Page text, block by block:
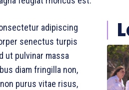
adipiscing
senectus turpis
ut pulvinar massa
diam fringilla non,
purus vitae risus,